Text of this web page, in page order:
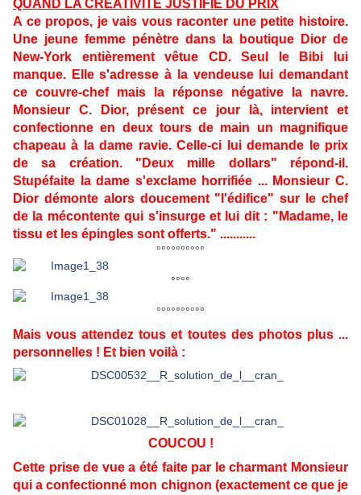
QUAND LA CREATIVITE JUSTIFIE DU PRIX
A ce propos, je vais vous raconter une petite histoire.
Une jeune femme pénètre dans la boutique Dior de
New-York entièrement vêtue CD. Seul le Bibi lui
manque. Elle s'adresse à la vendeuse lui demandant
ce couvre-chef mais la réponse négative la navre.
Monsieur C. Dior, présent ce jour là, intervient et
confectionne en deux tours de main un magnifique
chapeau à la dame ravie. Celle-ci lui demande le prix
de sa création. "Deux mille dollars" répond-il.
Stupéfaite la dame s'exclame horrifiée ... Monsieur C.
Dior démonte alors doucement "l'édifice" sur le chef
de la mécontente qui s'insurge et lui dit : "Madame, le
tissu et les épingles sont offerts." ...........
°°°°°°°°°°
°°°°
°°°°°°°°°°
Mais vous attendez tous et toutes des photos plus ...
personnelles ! Et bien voilà :
COUCOU !
Cette prise de vue a été faite par le charmant Monsieur
qui a confectionné mon chignon (exactement ce que je